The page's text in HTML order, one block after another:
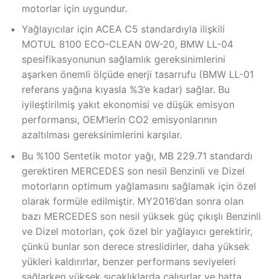
motorlar için uygundur.
Yağlayıcılar için ACEA C5 standardıyla ilişkili
MOTUL 8100 ECO-CLEAN 0W-20, BMW LL-04
spesifikasyonunun sağlamlık gereksinimlerini
aşarken önemli ölçüde enerji tasarrufu (BMW LL-01
referans yağına kıyasla %3’e kadar) sağlar. Bu
iyileştirilmiş yakıt ekonomisi ve düşük emisyon
performansı, OEM’lerin CO2 emisyonlarının
azaltılması gereksinimlerini karşılar.
Bu %100 Sentetik motor yağı, MB 229.71 standardı
gerektiren MERCEDES son nesil Benzinli ve Dizel
motorların optimum yağlamasını sağlamak için özel
olarak formüle edilmiştir. MY2016’dan sonra olan
bazı MERCEDES son nesil yüksek güç çıkışlı Benzinli
ve Dizel motorları, çok özel bir yağlayıcı gerektirir,
çünkü bunlar son derece streslidirler, daha yüksek
yükleri kaldırırlar, benzer performans seviyeleri